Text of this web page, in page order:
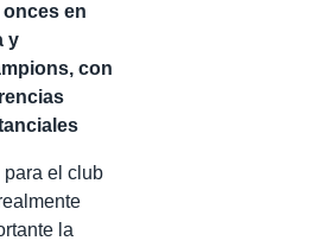
onces en
y
con
para el club
la